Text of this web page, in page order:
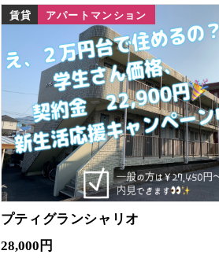
28
賃貸 アパートマンション
プティグランシャリオ
学生様限定！初期費用の22,900円⁉敷金・礼金・仲介手数料不要！！ 社会人の方もお安くご入居できますので、ご相談ください♪ インターネット無料や充実した設備が魅力の賃貸アパートです🏠✨ 大学への通学にも便利なバス停も近く学生さんにもおすすめします！ 延岡市でアパートをお探しなら五ヶ瀬不動産へお気軽にお問合
28,000円